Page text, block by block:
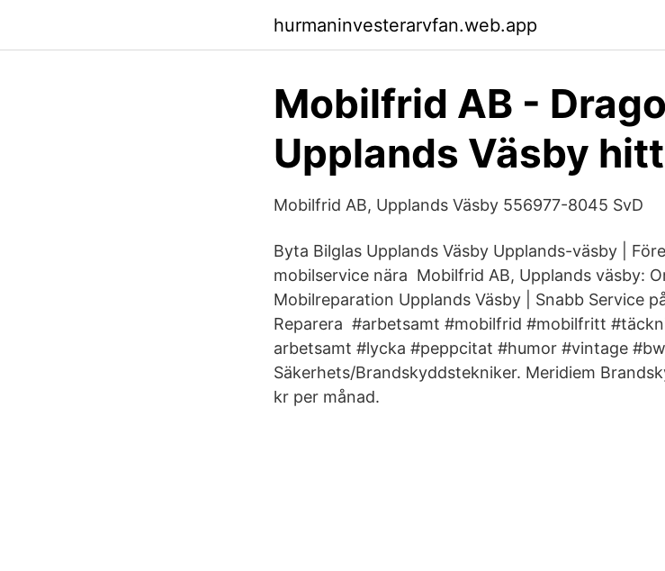
hurmaninvesterarvfan.web.app
Mobilfrid AB -
Upplands Väsby
Mobilfrid AB, Upplands Väsby 556977-8045 SvD
Byta Bilglas Upplands Väsby Upplands-väsby |
mobilservice nära Mobilfrid AB, Upplands väsby:
Mobilreparation Upplands Väsby | Snabb Service
Reparera #arbetsamt #mobilfrid #mobilfritt
arbetsamt #lycka #peppcitat #humor #vintage
Säkerhets/Brandskyddstekniker. Meridiem
kr per månad.